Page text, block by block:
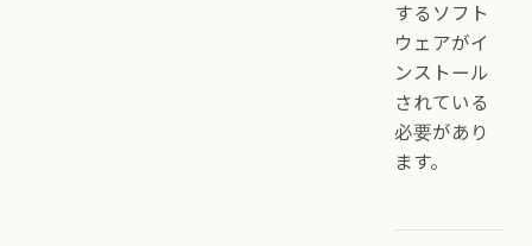
するソフト
ウェアがイ
ンストール
されている
必要があり
ます。